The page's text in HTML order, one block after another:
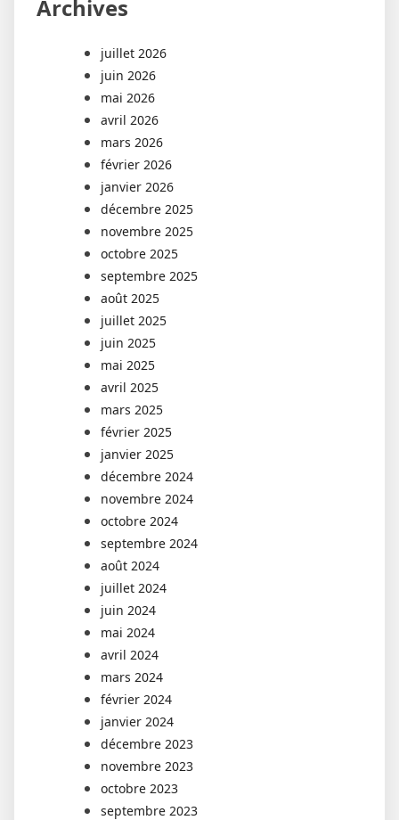
Archives
juillet 2026
juin 2026
mai 2026
avril 2026
mars 2026
février 2026
janvier 2026
décembre 2025
novembre 2025
octobre 2025
septembre 2025
août 2025
juillet 2025
juin 2025
mai 2025
avril 2025
mars 2025
février 2025
janvier 2025
décembre 2024
novembre 2024
octobre 2024
septembre 2024
août 2024
juillet 2024
juin 2024
mai 2024
avril 2024
mars 2024
février 2024
janvier 2024
décembre 2023
novembre 2023
octobre 2023
septembre 2023